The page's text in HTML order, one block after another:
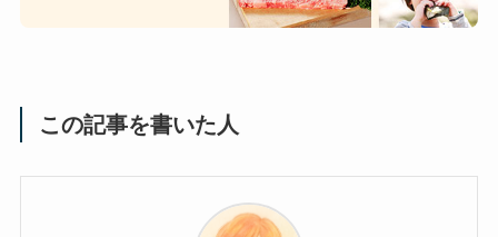
この記事を書いた人